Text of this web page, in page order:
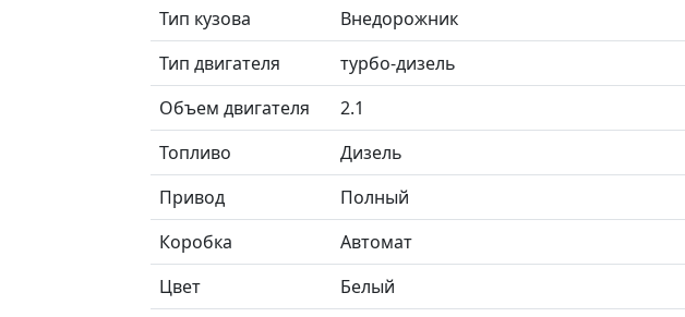
Тип кузова
Внедорожник
Тип двигателя
турбо-дизель
Объем двигателя
2.1
Топливо
Дизель
Привод
Полный
Коробка
Автомат
Цвет
Белый